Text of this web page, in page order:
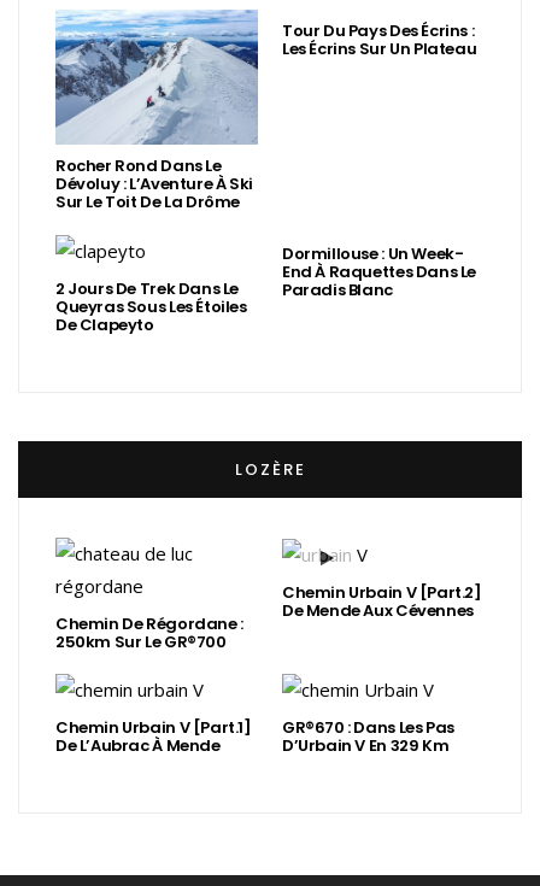
Rocher Rond Dans Le
Dévoluy : L’Aventure À Ski
Sur Le Toit De La Drôme
Tour Du Pays Des Écrins :
Les Écrins Sur Un Plateau
2 Jours De Trek Dans Le
Queyras Sous Les Étoiles
De Clapeyto
Dormillouse : Un Week-
End À Raquettes Dans Le
Paradis Blanc
LOZÈRE
Chemin De Régordane :
250km Sur Le GR®700
Chemin Urbain V [Part.2]
De Mende Aux Cévennes
Chemin Urbain V [Part.1]
De L’Aubrac À Mende
GR®670 : Dans Les Pas
D’Urbain V En 329 Km